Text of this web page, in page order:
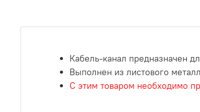
Кабель-канал предназначен
Выполнен из листового
С этим товаром необходимо